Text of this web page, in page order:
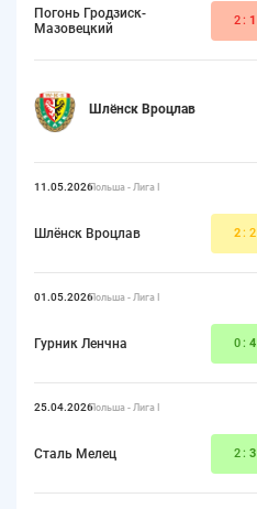
Погонь Гродзиск-
Мазовецкий
2: 1
Шлёнск Вроцлав
11.05.2026Польша - Лига I
Шлёнск Вроцлав 2:2
01.05.2026Польша - Лига I
Гурник Ленчна 0: 4
25.04.2026Польша - Лига I
Сталь Мелец 2: 3